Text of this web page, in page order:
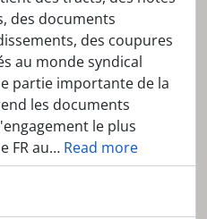
des documents
des coupures
au monde syndical
partie importante de la
les documents
le plus
FR au… Read more